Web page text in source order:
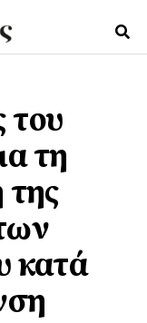
του
τη
κατά